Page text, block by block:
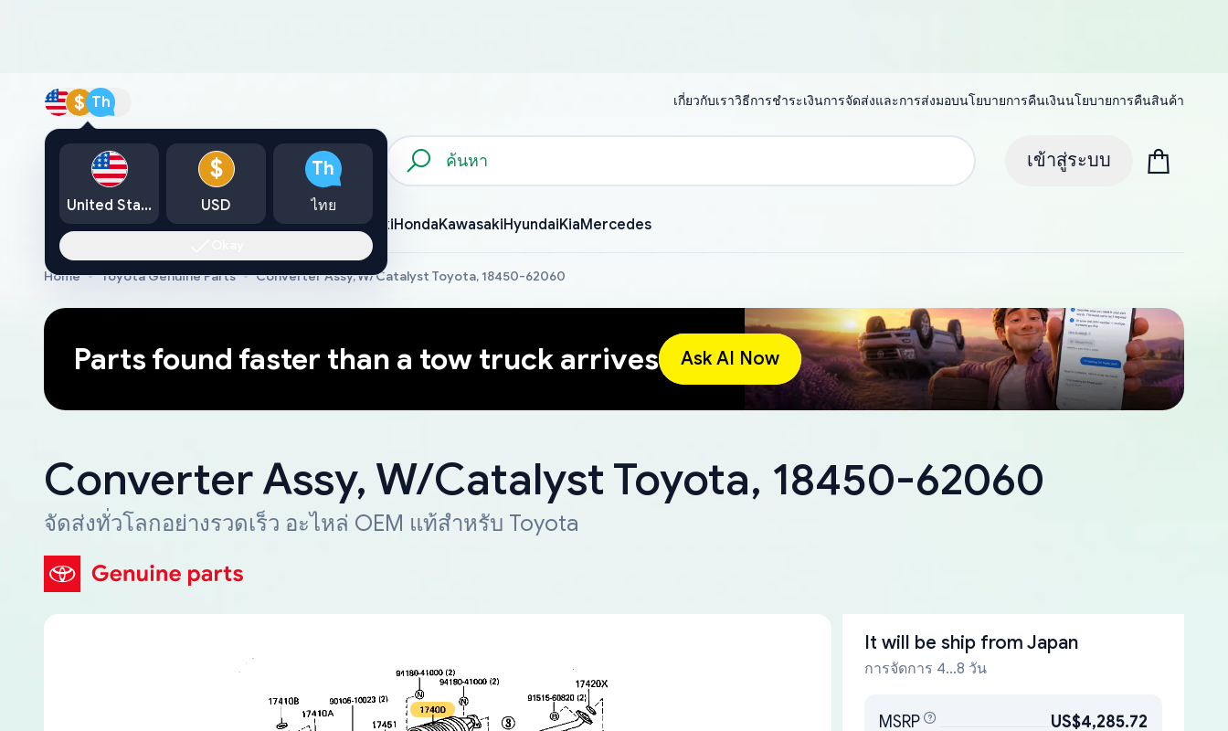
$ Th เกี่ยวกับเราวิธีการชำระเงินการจัดส่งและการส่งมอบนโยบายการคืนเงินนโยบายการคืนสินค้า
แคตตาล็อก เข้าสู่ระบบ
ToyotaLexusNissanMazdaMitsubishiYamahaSuzukiHondaKawasakiHyundaiKiaMercedes
Home Toyota Genuine Parts Converter Assy, W/Catalyst Toyota, 18450-62060
Parts found faster than a tow truck arrives Ask AI Now
Converter Assy, W/Catalyst Toyota, 18450-62060
จัดส่งทั่วโลกอย่างรวดเร็ว อะไหล่ OEM แท้สำหรับ Toyota
It will be ship from Japan
การจัดการ 4...8 วัน
MSRP
US$4,285.72
United States
$
USD
Th
ไทย